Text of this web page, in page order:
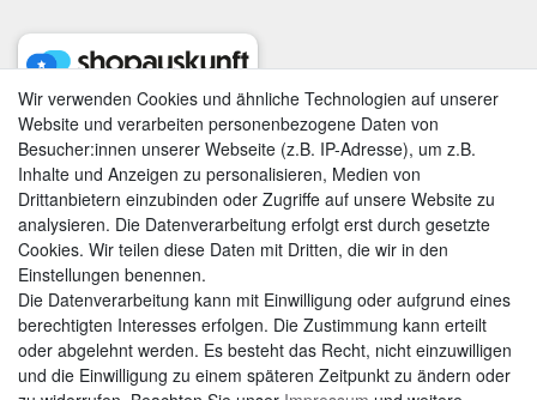
AGB|Widerrufsrecht|Datenschutzerklärung|Impressum
Wir verwenden Cookies und ähnliche Technologien auf unserer
Website und verarbeiten personenbezogene Daten von
Besucher:innen unserer Webseite (z.B. IP-Adresse), um z.B.
Inhalte und Anzeigen zu personalisieren, Medien von
Drittanbietern einzubinden oder Zugriffe auf unsere Website zu
analysieren. Die Datenverarbeitung erfolgt erst durch gesetzte
Cookies. Wir teilen diese Daten mit Dritten, die wir in den
Einstellungen benennen.
Die Datenverarbeitung kann mit Einwilligung oder aufgrund eines
berechtigten Interesses erfolgen. Die Zustimmung kann erteilt
oder abgelehnt werden. Es besteht das Recht, nicht einzuwilligen
und die Einwilligung zu einem späteren Zeitpunkt zu ändern oder